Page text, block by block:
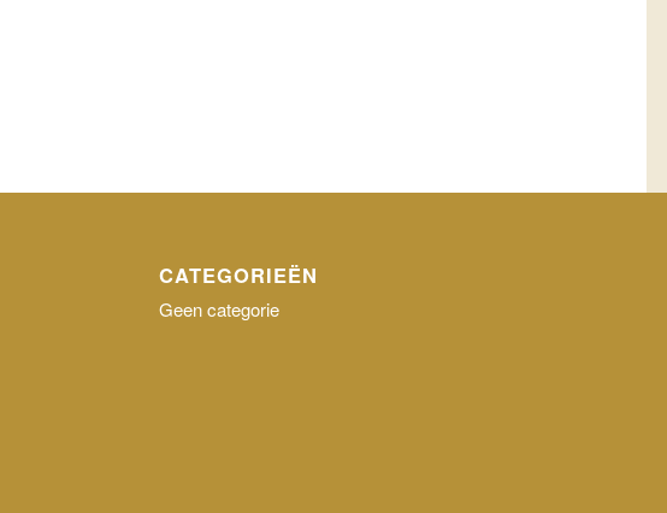
CATEGORIEËN
Geen categorie